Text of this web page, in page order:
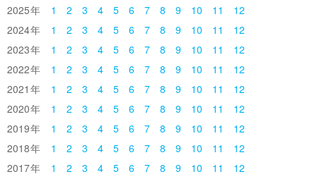
2025
1 2 3 4 5 6 7 8 9 10 11
12
2024
1 2 3 4 5 6 7 8 9 10 11
12
2023
1 2 3 4 5 6 7 8 9 10 11
12
2022
1 2 3 4 5 6 7 8 9 10 11
12
2021
1 2 3 4 5 6 7 8 9 10 11
12
2020
1 2 3 4 5 6 7 8 9 10 11
12
2019
1 2 3 4 5 6 7 8 9 10 11
12
2018
1 2 3 4 5 6 7 8 9 10 11
12
2017
1 2 3 4 5 6 7 8 9 10 11
12